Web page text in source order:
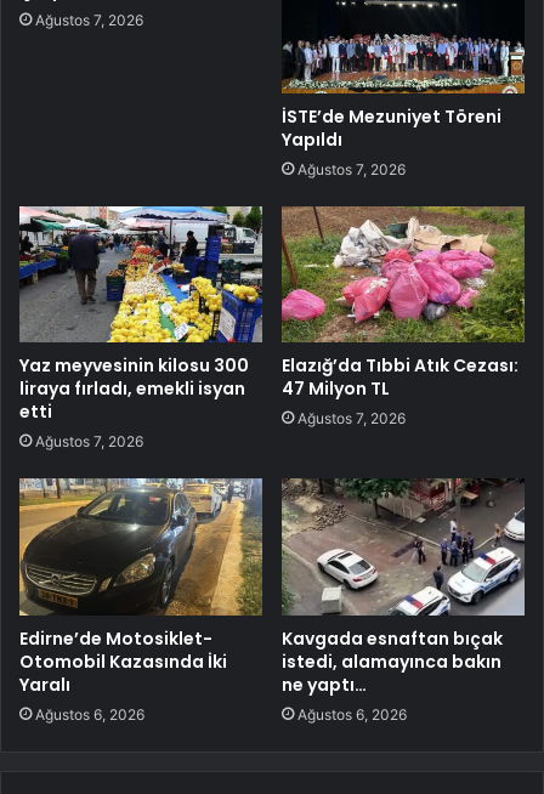
Ağustos 7, 2026
İSTE’de Mezuniyet Töreni
Yapıldı
Ağustos 7, 2026
Yaz meyvesinin kilosu 300
liraya fırladı, emekli isyan
etti
Ağustos 7, 2026
Elazığ’da Tıbbi Atık Cezası:
47 Milyon TL
Ağustos 7, 2026
Edirne’de Motosiklet-
Otomobil Kazasında İki
Yaralı
Ağustos 6, 2026
Kavgada esnaftan bıçak
istedi, alamayınca bakın
ne yaptı…
Ağustos 6, 2026